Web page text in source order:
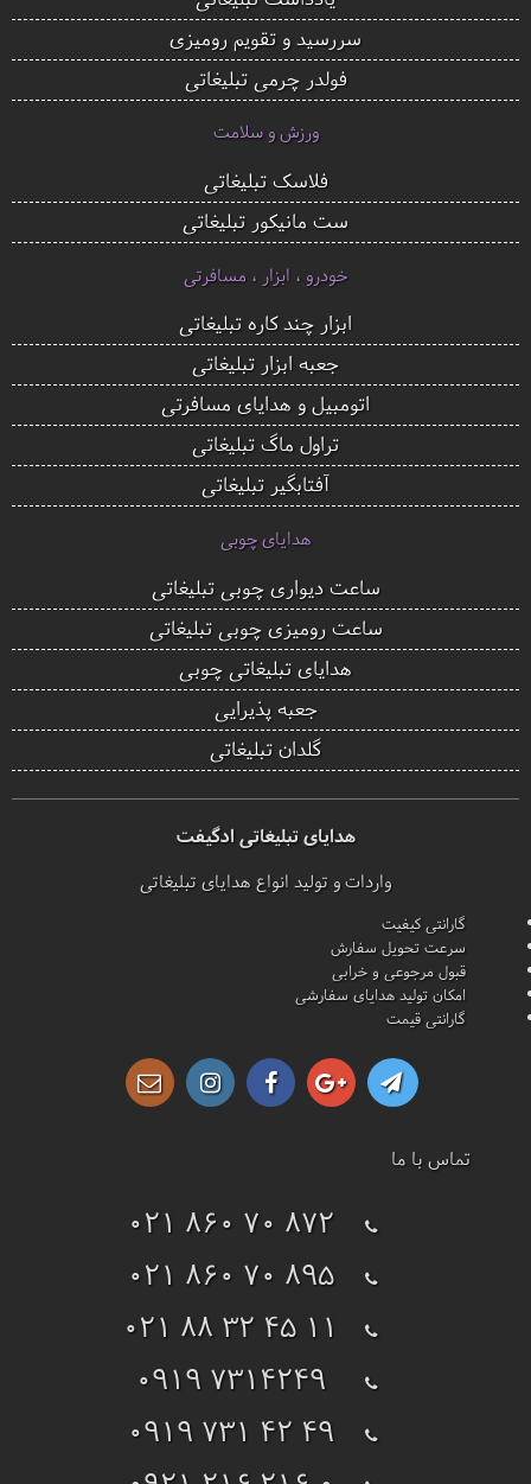
سررسید و تقویم رومیزی
فولدر چرمی تبلیغاتی
ورزش و سلامت
فلاسک تبلیغاتی
ست مانیکور تبلیغاتی
خودرو ، ابزار ، مسافرتی
ابزار چند کاره تبلیغاتی
جعبه ابزار تبلیغاتی
اتومبیل و هدایای مسافرتی
تراول ماگ تبلیغاتی
آفتابگیر تبلیغاتی
هدایای چوبی
ساعت دیواری چوبی تبلیغاتی
ساعت رومیزی چوبی تبلیغاتی
هدایای تبلیغاتی چوبی
جعبه پذیرایی
گلدان تبلیغاتی
هدایای تبلیغاتی ادگیفت
واردات و تولید انواع هدایای تبلیغاتی
گارانتی کیفیت
سرعت تحویل سفارش
قبول مرجوعی و خرابی
امکان تولید هدایای سفارشی
گارانتی قیمت
تماس با ما
021 860 70 872
021 860 70 895
021 88 32 45 11
0919 7314249
0919 731 42 49